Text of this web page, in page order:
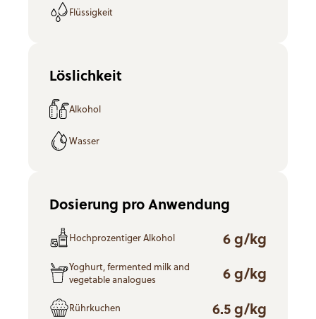
Flüssigkeit
Löslichkeit
Alkohol
Wasser
Dosierung pro Anwendung
Hochprozentiger Alkohol 6 g/kg
Yoghurt, fermented milk and
vegetable analogues
6 g/kg
Rührkuchen 6.5 g/kg